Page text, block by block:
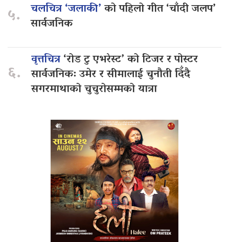
५. चलचित्र ‘जलाकी’को पहिलो गीत ‘चाँदी जलप’
सार्वजनिक
६.
वृत्तचित्र‘रोड टु एभरेस्ट’ को टिजर र पोस्टर
सार्वजनिक: उमेर र सीमालाई चुनौती दिँदै
सगरमाथाको चुचुरोसम्मको यात्रा